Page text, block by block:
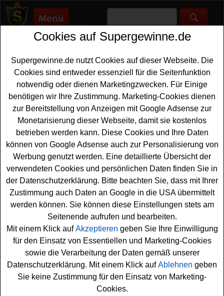
Menü
Supergewinne.de>Gewinnspiele>Technik Gewinnspiele>
Anzeige:
Anzeige:
Glamour Gewinnspiel - Ooni Gas-
Pizzaofen Set gewinnen
Wer gern einen tollen Pzza Ofen gewinnenmöchte,
sollte bei diesem kostenlosen Glamour Gewinnspiel
mitmachen. Verlost wird dreimal ein Gas-Pizzaofen-Set
Ooni Koda Starter Paket für Einsteiger mit Zubehör im
Gesamtwert von über 1.500 Euro. FAlls Sie eins davon
abstauben möchten, müssen Sie nur fix das fomrular
uasfüllen und können sich damit Ihre Chance sichern.
Vielleicht haben Sie ja Glück?
Glamour verlost 3x ein Pizzaofen-Set von
Ooni im Gesamtwert von 1500 Euro
Cookies auf Supergewinne.de
Supergewinne.de nutzt Cookies auf dieser Webseite. Die
Cookies sind entweder essenziell für die Seitenfunktion
notwendig oder dienen Marketingzwecken. Für Einige
benötigen wir Ihre Zustimmung. Marketing-Cookies dienen
zur Bereitstellung von Anzeigen mit Google Adsense zur
Monetarisierung dieser Webseite, damit sie kostenlos
betrieben werden kann. Diese Cookies und Ihre Daten
können von Google Adsense auch zur Personalisierung von
Werbung genutzt werden. Eine detaillierte Übersicht der
verwendeten Cookies und persönlichen Daten finden Sie in
der Datenschutzerklärung. Bitte beachten Sie, dass mit Ihrer
Zustimmung auch Daten an Google in die USA übermittelt
werden können. Sie können diese Einstellungen stets am
Seitenende aufrufen und bearbeiten.
Mit einem Klick aufAkzeptieren geben Sie Ihre Einwilligung
für den Einsatz von Essentiellen und Marketing-Cookies
sowie die Verarbeitung der Daten gemäß unserer
Datenschutzerklärung. Mit einem Klick aufAblehnen geben
Sie keine Zustimmung für den Einsatz von Marketing-
Cookies.